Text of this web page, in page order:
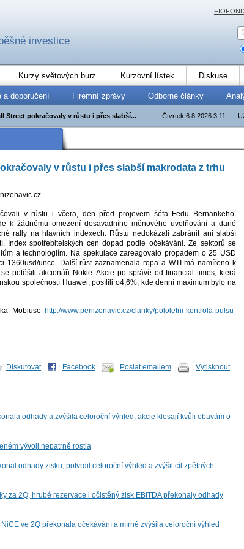
investice
Kurzy světových burz Kurzovní lístek Diskuse
a doporučení Firemní zprávy Odborné články
Čtvrtek 6.8.2026 3:11
Street pokračovaly v růstu i přes slabší...
v růstu i přes slabší makrodata z trhu
v růstu i včera, den před projevem šéfa Fedu Bernankeho.
k žádnému omezení dosavadního měnového uvolňování a dané
rally na hlavních indexech. Růstu nedokázali zabránit ani slabší
Index spotřebitelských cen dopad podle očekávání. Ze sektorů se
a technologiím. Na spekulace zareagovalo propadem o 25 USD
1360usd/unce. Další růst zaznamenala ropa a WTI má namířeno k
potěšili akcionáři Nokie. Akcie po správě od financial times, která
společností Huawei, posílili o4,6%, kde denní maximum bylo na
Mobiuse
http://www.penizenavic.cz/clanky/pololetni-kontrola-pulsu-
Diskutovat Facebook Poslat emailem Vytisknout
odhady a zvýšila celoroční výhled, akcie klesají kvůli obavám o
vývoji nepatrně rostla
odhady zisku, potvrdil celoroční výhled a zvýšil cíl zpětných
za 2Q, hrubé rezervace i očistěný zisk EBITDA překonaly odhady
ve 2Q překonala očekávání a mírně zvýšila celoroční výhled